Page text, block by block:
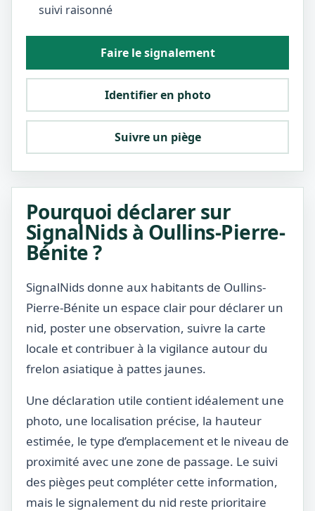
suivi raisonné
Faire le signalement
Identifier en photo
Suivre un piège
Pourquoi déclarer sur
SignalNids à Oullins-Pierre-
Bénite ?
SignalNids donne aux habitants de Oullins-
Pierre-Bénite un espace clair pour déclarer un
nid, poster une observation, suivre la carte
locale et contribuer à la vigilance autour du
frelon asiatique à pattes jaunes.
Une déclaration utile contient idéalement une
photo, une localisation précise, la hauteur
estimée, le type d’emplacement et le niveau de
proximité avec une zone de passage. Le suivi
des pièges peut compléter cette information,
mais le signalement du nid reste prioritaire